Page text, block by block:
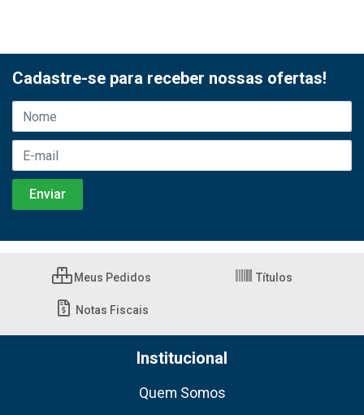
Cadastre-se para receber nossas ofertas!
Meus Pedidos Títulos
Notas Fiscais
Institucional
Quem Somos